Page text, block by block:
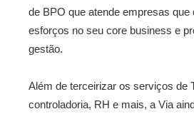
de BPO que atende empresas que
esforços no seu core business e
gestão.
Além de terceirizar os serviços de
controladoria, RH e mais, a Via